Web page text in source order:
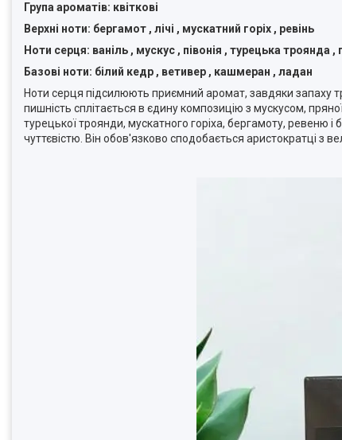
Група ароматів: квіткові
Верхні ноти: бергамот , лічі , мускатний горіх , ревінь
Ноти серця: ваніль , мускус , півонія , турецька троянда ,
Базові ноти: білий кедр , ветивер , кашмеран , ладан
Ноти серця підсилюють приємний аромат, завдяки запаху
пишність сплітається в єдину композицію з мускусом,
турецької троянди, мускатного горіха, бергамоту, ревеню і
чуттєвістю. Він обов'язково сподобається аристократці з